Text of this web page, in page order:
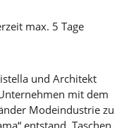
max. 5 Tage
und Architekt
mit dem
Modeindustrie zu
entstand, Taschen,